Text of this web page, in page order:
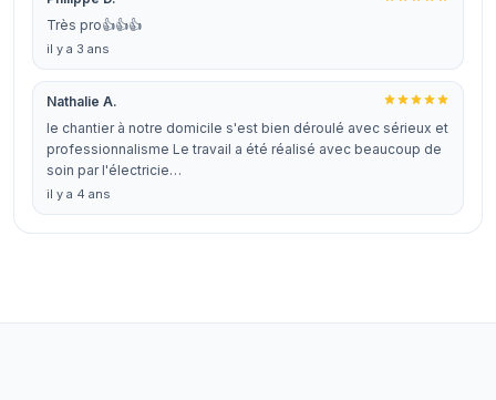
Très pro👍👍👍
il y a 3 ans
Nathalie A.
le chantier à notre domicile s'est bien déroulé avec sérieux et
professionnalisme Le travail a été réalisé avec beaucoup de
soin par l'électricie…
il y a 4 ans